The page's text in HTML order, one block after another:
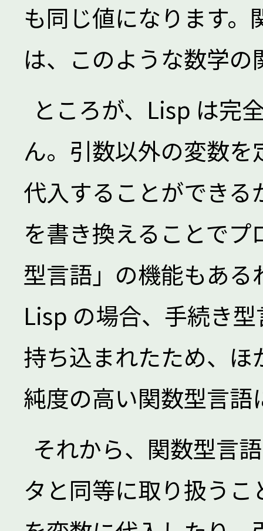
も同じ値になります
は、このような数学の
ところが、Lisp は完
ん。引数以外の変数
代入することができる
を書き換えることで
型言語」の機能もあ
Lisp の場合、手続き
持ち込まれたため、
純度の高い関数型言語
それから、関数型言
タと同等に取り扱う